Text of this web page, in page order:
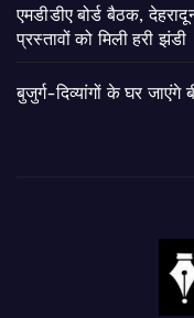
एमडीडीए बोर्ड बैठक,
प्रस्तावों को मिली हरी झंडी
बुजुर्ग-दिव्यांगों के घर